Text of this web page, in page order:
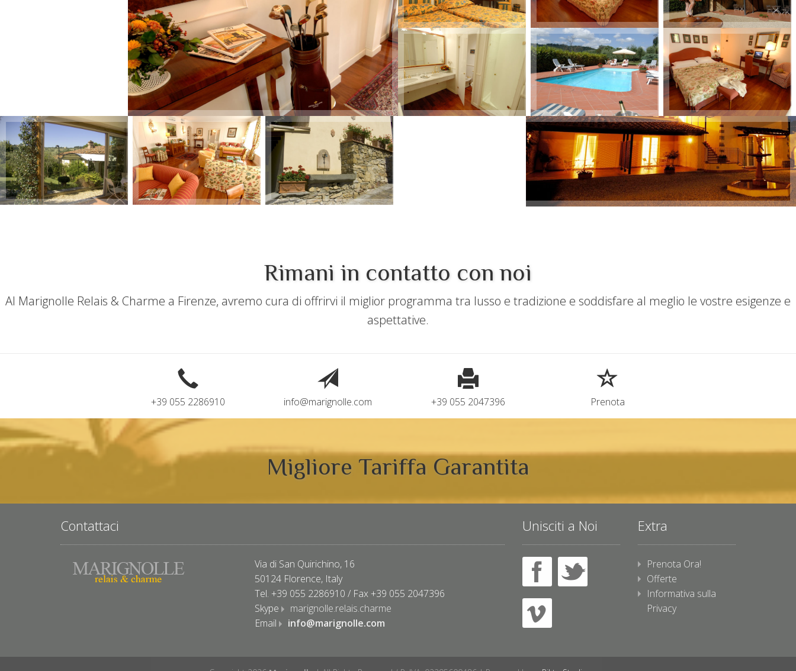
+
+ + +
+ + +
+ + + +
Rimani in contatto con noi
Al Marignolle Relais & Charme a Firenze, avremo cura di offrirvi il miglior programma tra lusso e tradizione e soddisfare al meglio le vostre esigenze e
aspettative.
+39 055 2286910 info@marignolle.com +39 055 2047396 Prenota
Migliore Tariffa Garantita
Contattaci
Via di San Quirichino, 16
50124 Florence, Italy
Tel. +39 055 2286910 / Fax +39 055 2047396
Skype
marignolle.relais.charme
Email
info@marignolle.com
Unisciti a Noi Extra
Prenota Ora!
Offerte
Informativa sulla
Privacy